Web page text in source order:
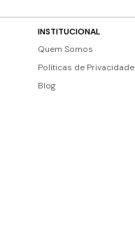
INSTITUCIONAL
Quem Somos
Políticas de Privacidade
Blog